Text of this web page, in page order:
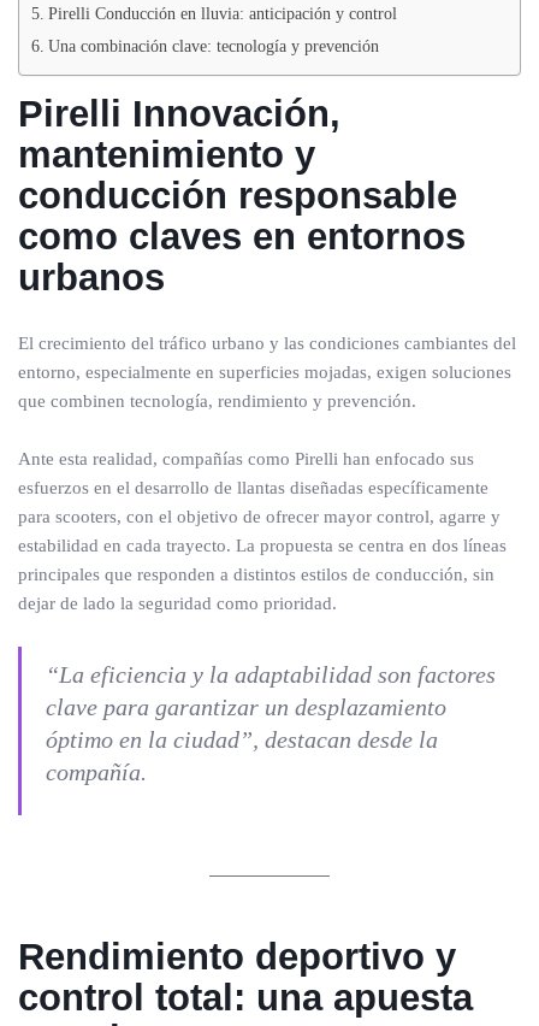
Pirelli Conducción en lluvia: anticipación y control
Una combinación clave: tecnología y prevención
Pirelli Innovación,
mantenimiento y
conducción responsable
como claves en entornos
urbanos
El crecimiento del tráfico urbano y las condiciones cambiantes del
entorno, especialmente en superficies mojadas, exigen soluciones
que combinen tecnología, rendimiento y prevención.
Ante esta realidad, compañías como Pirelli han enfocado sus
esfuerzos en el desarrollo de llantas diseñadas específicamente
para scooters, con el objetivo de ofrecer mayor control, agarre y
estabilidad en cada trayecto. La propuesta se centra en dos líneas
principales que responden a distintos estilos de conducción, sin
dejar de lado la seguridad como prioridad.
“La eficiencia y la adaptabilidad son factores
clave para garantizar un desplazamiento
óptimo en la ciudad”, destacan desde la
compañía.
Rendimiento deportivo y
control total: una apuesta